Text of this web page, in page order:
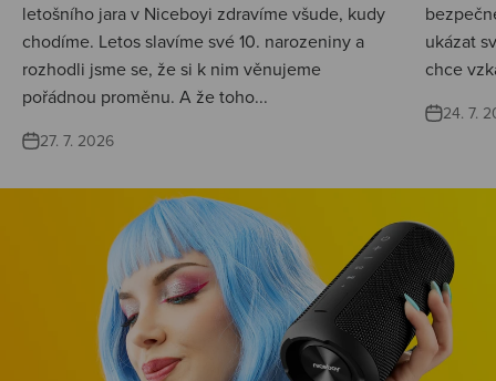
letošního jara v Niceboyi zdravíme všude, kudy
chodíme. Letos slavíme své 10. narozeniny a
rozhodli jsme se, že si k nim věnujeme
pořádnou proměnu. A že toho...
27. 7. 2026
ukázat
chce
24. 7.